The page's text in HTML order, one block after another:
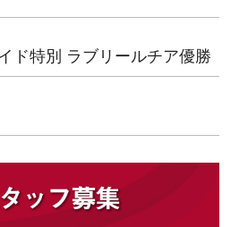
ド特別 ラブリールチア優勝